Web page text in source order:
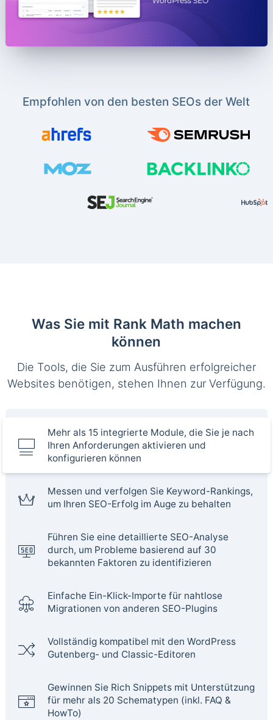
Empfohlen von den besten SEOs der Welt
Was Sie mit Rank Math machen
können
Die Tools, die Sie zum Ausführen erfolgreicher
Websites benötigen, stehen Ihnen zur Verfügung.
Mehr als 15 integrierte Module, die Sie je nach
Ihren Anforderungen aktivieren und
konfigurieren können
Messen und verfolgen Sie Keyword-Rankings,
um Ihren SEO-Erfolg im Auge zu behalten
Führen Sie eine detaillierte SEO-Analyse
durch, um Probleme basierend auf 30
bekannten Faktoren zu identifizieren
Einfache Ein-Klick-Importe für nahtlose
Migrationen von anderen SEO-Plugins
Vollständig kompatibel mit den WordPress
Gutenberg- und Classic-Editoren
Gewinnen Sie Rich Snippets mit Unterstützung
für mehr als 20 Schematypen (inkl. FAQ &
HowTo)